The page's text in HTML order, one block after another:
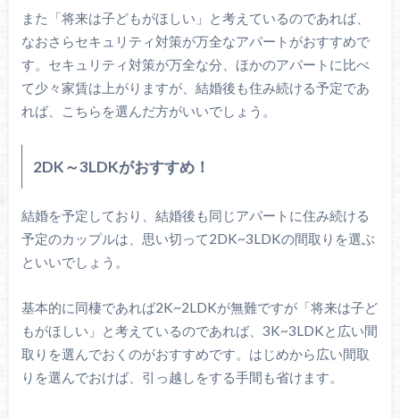
また「将来は子どもがほしい」と考えているのであれば、
なおさらセキュリティ対策が万全なアパートがおすすめで
す。セキュリティ対策が万全な分、ほかのアパートに比べ
て少々家賃は上がりますが、結婚後も住み続ける予定であ
れば、こちらを選んだ方がいいでしょう。
2DK～3LDKがおすすめ！
結婚を予定しており、結婚後も同じアパートに住み続ける
予定のカップルは、思い切って2DK~3LDKの間取りを選ぶ
といいでしょう。
基本的に同棲であれば2K~2LDKが無難ですが「将来は子ど
もがほしい」と考えているのであれば、3K~3LDKと広い間
取りを選んでおくのがおすすめです。はじめから広い間取
りを選んでおけば、引っ越しをする手間も省けます。